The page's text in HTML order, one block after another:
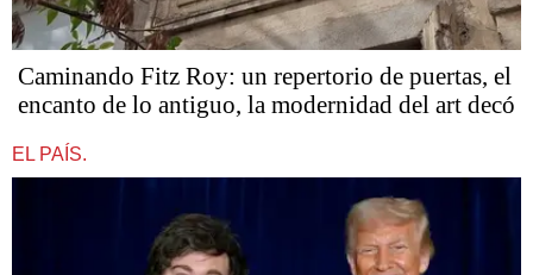
Caminando Fitz Roy: un repertorio de puertas, el
encanto de lo antiguo, la modernidad del art decó
EL PAÍS.